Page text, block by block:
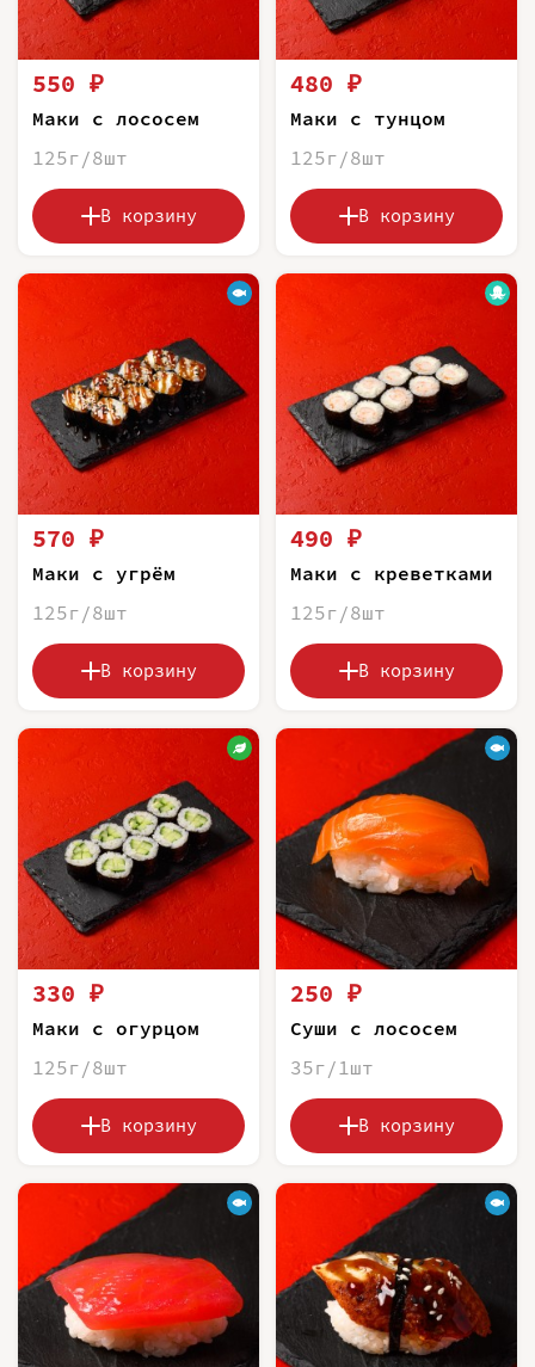
550 ₽
Маки с лососем
125г/8шт
В корзину
480 ₽
Маки с тунцом
125г/8шт
В корзину
570 ₽
Маки с угрём
125г/8шт
В корзину
490 ₽
Маки с креветками
125г/8шт
В корзину
330 ₽
Маки с огурцом
125г/8шт
В корзину
250 ₽
Суши с лососем
35г/1шт
В корзину